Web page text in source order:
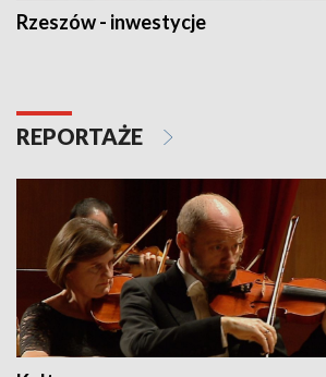
Rzeszów - inwestycje
REPORTAŻE